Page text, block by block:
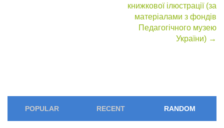
книжкової ілюстрації (за
матеріалами з фондів
Педагогічного музею
України) →
POPULAR RECENT RANDOM